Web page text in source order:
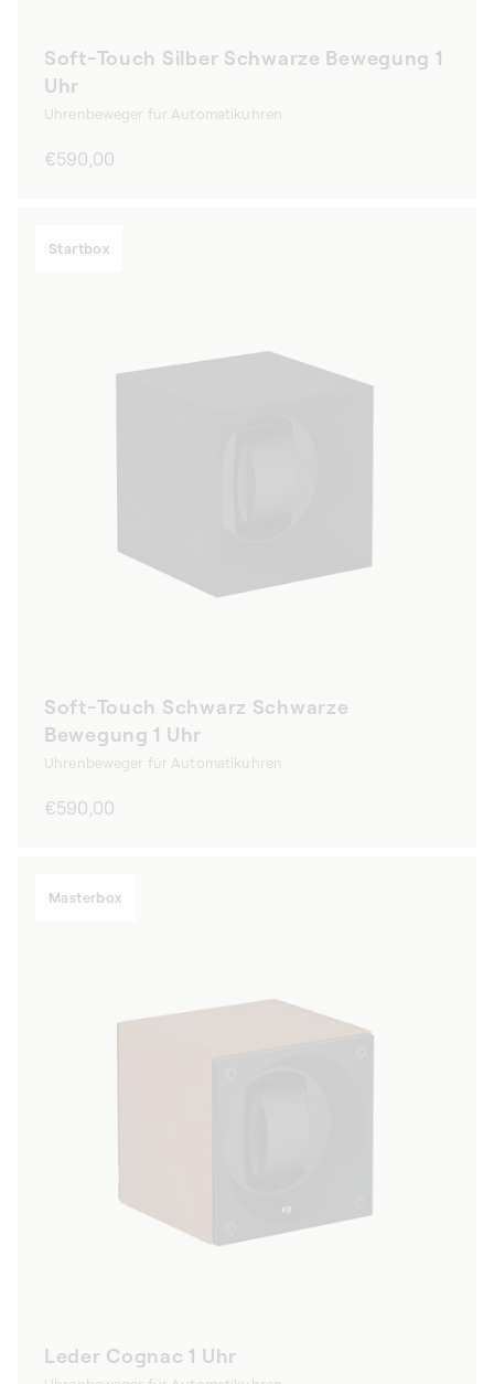
Soft-Touch Silber Schwarze Bewegung 1
Uhr
Uhrenbeweger für Automatikuhren
Normaler
€590,00
Startbox
Soft-Touch Schwarz Schwarze
Bewegung 1 Uhr
Uhrenbeweger für Automatikuhren
Normaler
€590,00
Masterbox
Leder Cognac 1 Uhr